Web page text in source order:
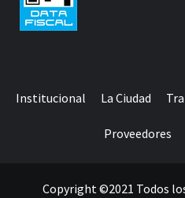
Institucional La Ciudad
Proveedores
Copyright ©2021 Todos